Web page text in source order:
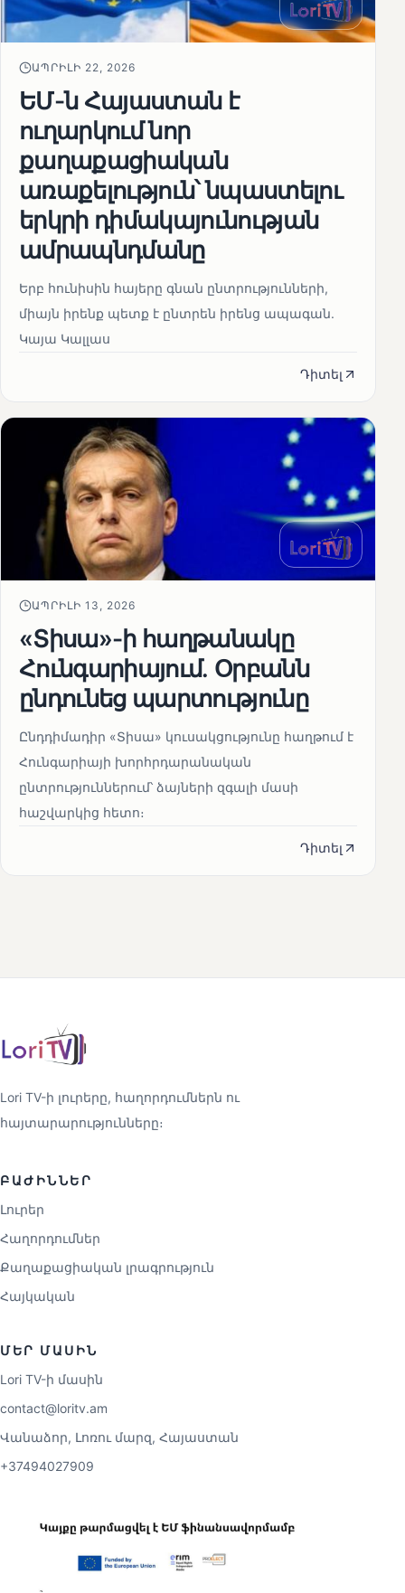
ԱՊՐԻԼԻ 22, 2026
ԵՄ-ն Հայաստան է
ուղարկում նոր
քաղաքացիական
առաքելություն՝ նպաստելու
երկրի դիմակայունության
ամրապնդմանը
Երբ հունիսին հայերը գնան ընտրությունների,
միայն իրենք պետք է ընտրեն իրենց ապագան.
Կայա Կալլաս
Դիտել
ԱՊՐԻԼԻ 13, 2026
«Տիսա»-ի հաղթանակը
Հունգարիայում․ Օրբանն
ընդունեց պարտությունը
Ընդդիմադիր «Տիսա» կուսակցությունը հաղթում է
Հունգարիայի խորհրդարանական
ընտրություններում՝ ձայների զգալի մասի
հաշվարկից հետո։
Դիտել
Lori TV-ի լուրերը, հաղորդումներն ու
հայտարարությունները։
ԲԱԺԻՆՆԵՐ
Լուրեր
Հաղորդումներ
Քաղաքացիական լրագրություն
Հայկական
ՄԵՐ ՄԱՍԻՆ
Lori TV-ի մասին
contact@loritv.am
Վանաձոր, Լոռու մարզ, Հայաստան
+37494027909